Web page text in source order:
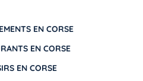
EN CORSE
EN CORSE
EN CORSE